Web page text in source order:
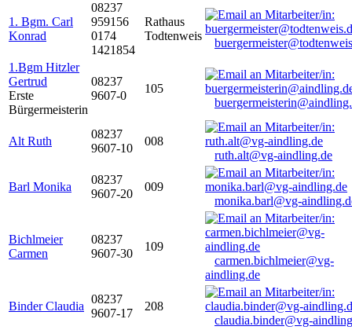
1. Bgm. Carl
Konrad
08237
959156
0174
1421854
Rathaus
Todtenweis
1.Bgm Hitzler
Gertrud
Erste
Bürgermeisterin
08237
9607-0
105
Alt Ruth
08237
9607-10
008
ruth.alt@vg-aindling.de
Barl Monika
08237
9607-20
009
monika.barl@vg-
Bichlmeier
Carmen
08237
9607-30
109
carmen.bichlmeier@vg-
aindling.de
Binder Claudia
08237
9607-17
208
claudia.binder@vg-